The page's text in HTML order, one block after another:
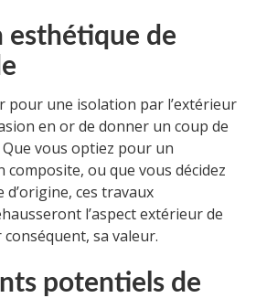
esthétique de
pour une isolation par l’extérieur
en or de donner un coup de
vous optiez pour un
composite, ou que vous décidez
ces travaux
l’aspect extérieur de
sa valeur.
potentiels de